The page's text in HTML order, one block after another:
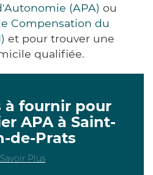
(APA) ou
Compensation du
et pour trouver une
qualifiée.
à fournir pour
APA à Saint-
de-Prats
Plus